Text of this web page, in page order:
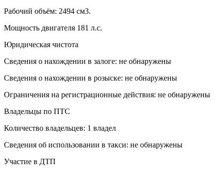
Рабочий объём: 2494 см3.
Мощность двигателя 181 л.с.
Юридическая чистота
Сведения о нахождении в залоге: не обнаружены
Сведения о нахождении в розыске: не обнаружены
Ограничения на регистрационные действия: не обнаружены
Владельцы по ПТС
Количество владельцев: 1 владел
Сведения об использовании в такси: не обнаружены
Участие в ДТП